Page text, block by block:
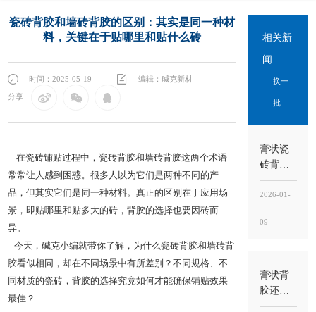
瓷砖背胶和墙砖背胶的区别：其实是同一种材
料，关键在于贴哪里和贴什么砖
时间：2025-05-19 编辑：碱克新材
分享:
在瓷砖铺贴过程中，瓷砖背胶和墙砖背胶这两个术语
常常让人感到困惑。很多人以为它们是两种不同的产
品，但其实它们是同一种材料。真正的区别在于应用场
景，即贴哪里和贴多大的砖，背胶的选择也要因砖而
异。
今天，碱克小编就带你了解，为什么瓷砖背胶和墙砖背
胶看似相同，却在不同场景中有所差别？不同规格、不
同材质的瓷砖，背胶的选择究竟如何才能确保铺贴效果
最佳？
相关新
闻
换一
批
膏状瓷
砖背胶
好吗？
好不好
头”，而
性”能不
能落到
工地
2026-01-
09
膏状背
胶还需
要瓷砖